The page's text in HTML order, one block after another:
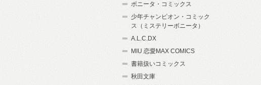
ボニータ・コミックス
少年チャンピオン・コミック
ス（ミステリーボニータ）
A.L.C.DX
MIU 恋愛MAX COMICS
書籍扱いコミックス
秋田文庫